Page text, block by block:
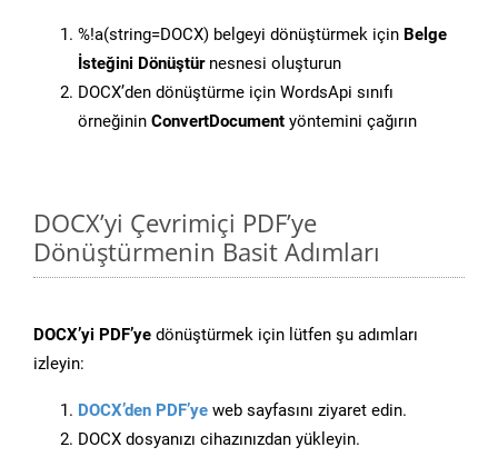
%!a(string=DOCX) belgeyi dönüştürmek için Belge
İsteğini Dönüştürnesnesi oluşturun
DOCX’den dönüştürme için WordsApi sınıfı
örneğinin ConvertDocument yöntemini çağırın
DOCX’yi Çevrimiçi PDF’ye
Dönüştürmenin Basit Adımları
DOCX’yi PDF’ye dönüştürmek için lütfen şu adımları
izleyin:
DOCX’den PDF’ye web sayfasını ziyaret edin.
DOCX dosyanızı cihazınızdan yükleyin.